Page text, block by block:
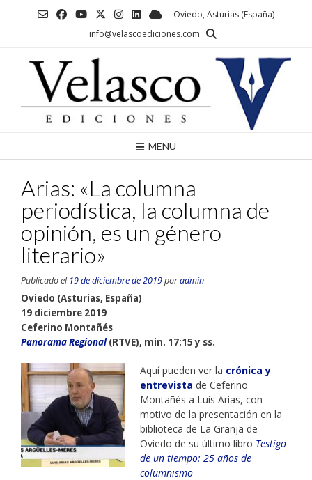
Oviedo, Asturias (España)
info@velascoediciones.com
MENU
Arias: «La columna
periodística, la columna de
opinión, es un género
literario»
Publicado el 19 de diciembre de 2019poradmin
Oviedo (Asturias, España)
19 diciembre 2019
Ceferino Montañés
Panorama Regional (RTVE), min. 17:15 y ss.
Aquí pueden ver la crónica y
entrevista de Ceferino
Montañés a Luis Arias, con
motivo de la presentación en la
biblioteca de La Granja de
Oviedo de su último libro Testigo
de un tiempo: 25 años de
columnismo